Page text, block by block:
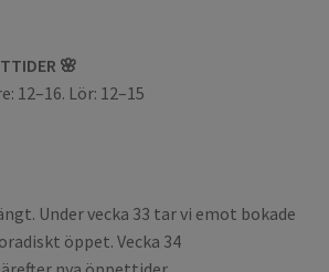
🌸
12–16. Lör: 12–15
Under vecka 33 tar vi emot bokade
öppet. Vecka 34